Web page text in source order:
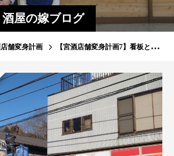
酒屋の嫁ブログ
舗変身計画 【宮酒店舗変身計画7】看板と照明で涙ほろろ